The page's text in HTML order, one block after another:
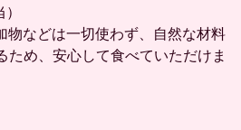
物などは一切使わず、自然な材料
ため、安心して食べていただけま